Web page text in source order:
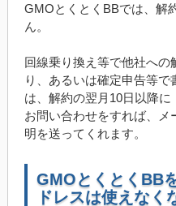
GMOとくとくBBでは、解
ん。
回線乗り換え等で他社への
り、あるいは確定申告等
は、解約の翌月10日以降に
お問い合わせをすれば、メ
明を送ってくれます。
GMOとくとくBB
ドレスは使えなく